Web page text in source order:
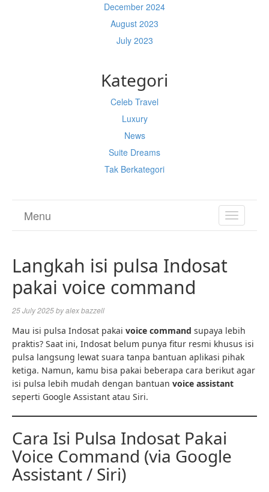
December 2024
August 2023
July 2023
Kategori
Celeb Travel
Luxury
News
Suite Dreams
Tak Berkategori
TOGGLE
Menu
Langkah isi pulsa Indosat
pakai voice command
25 July 2025byalex bazzell
Mau isi pulsa Indosat pakai voice command supaya lebih
praktis? Saat ini, Indosat belum punya fitur resmi khusus isi
pulsa langsung lewat suara tanpa bantuan aplikasi pihak
ketiga. Namun, kamu bisa pakai beberapa cara berikut agar
isi pulsa lebih mudah dengan bantuan voice assistant
seperti Google Assistant atau Siri.
Cara Isi Pulsa Indosat Pakai
Voice Command (via Google
Assistant / Siri)